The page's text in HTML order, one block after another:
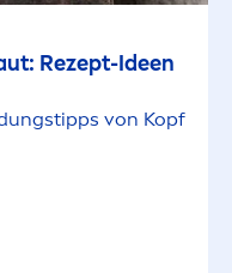
Rezept-Ideen
von Kopf